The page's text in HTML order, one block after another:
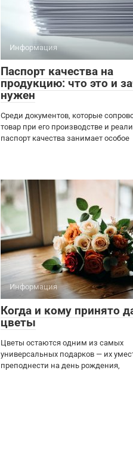
Информация
Паспорт качества на
продукцию: что это и
нужен
Среди документов, которые
товар при его производстве и
паспорт качества занимает особое
Информация
Когда и кому принято
цветы
Цветы остаются одним из самых
универсальных подарков — их
преподнести на день рождения,